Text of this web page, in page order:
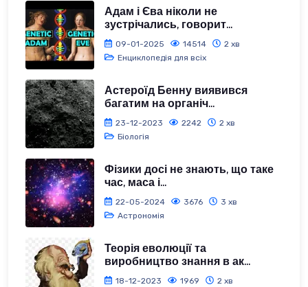
Адам і Єва ніколи не
зустрічались, говорит...
09-01-2025 14514
2 хв
Енциклопедія для всіх
Астероїд Бенну виявився
багатим на органіч...
23-12-2023 2242
2 хв
Біологія
Фізики досі не знають, що таке
час, маса і...
22-05-2024 3676
3 хв
Астрономія
Теорія еволюції та
виробництво знання в ак...
18-12-2023 1969
2 хв